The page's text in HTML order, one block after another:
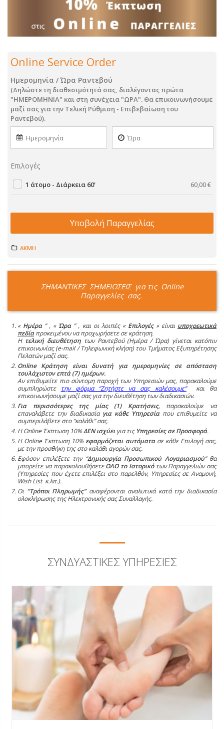
Online Service Order
Ημερομηνία / Ώρα Ραντεβού
(Δηλώστε τη διαθεσιμότητά σας, διαλέγοντας πρώτα
"ΗΜΕΡΟΜΗΝΙΑ" και στη συνέχεια "ΩΡΑ". Θα επικοινωνήσουμε
μαζί σας για την Τελική Ρύθμιση - Επιβεβαίωση του
Ραντεβού).
Επιλογές
1 άτομο - Διάρκεια 60' 60,00€
Υποβολή Παραγγελίας
ΑΚΜΗ
ΣΗΜΑΝΤΙΚΕΣ ΣΗΜΕΙΩΣΕΙΣ για τις Online
Παραγγελίες σας.
« Ημέρα” , « Ώρα” , και οι λοιπές « Επιλογές» είναι υποχρεωτικά
πεδίαπροκειμένου να προχωρήσετε σε κράτηση.
Η τελική διευθέτησητων Ραντεβού (Ημέρα / Ώρα) γίνεται κατόπιν
επικοινωνίας (e-mail / Τηλεφωνική κλήση) του Τμήματος Εξυπηρέτησης
Πελατών μαζί σας.
Online Κράτηση είναι δυνατή για ημερομηνίες σε απόσταση
τουλάχιστον επτά (7) ημέρων.
Αν επιθυμείτε πιο σύντομη παροχή των Υπηρεσιών μας, παρακαλούμε
συμπληρώστε την φόρμα “Ζητήστε να σας καλέσουμε”και θα
επικοινωνήσουμε μαζί σας για την διευθέτηση των διαδικασιών.
Για περισσότερες της μίας (1) Κρατήσεις, παρακαλούμε να
επαναλάβετε την διαδικασία για κάθε Υπηρεσίαπου επιθυμείτε να
συμπεριλάβετε στο “καλάθι” σας.
Η Online Έκπτωση 10%ΔΕΝ ισχύειγια τις Υπηρεσίες σε Προσφορά.
Η Online Έκπτωση 10% εφαρμόζεται αυτόματασε κάθε Επιλογή σας,
με την προσθήκη της στο καλάθι αγορών σας.
Εφόσον επιλέξετε την “Δημιουργία Προσωπικού Λογαριασμού” θα
μπορείτε να παρακολουθήσετεΟΛΟ το Ιστορικότων Παραγγελιών σας
(Υπηρεσίες που έχετε επιλέξει στο παρελθόν, Υπηρεσίες σε Αναμονή,
Wish List κ.λπ.).
Οι “Τρόποι Πληρωμής”αναφέρονται αναλυτικά κατά την διαδικασία
ολοκλήρωσης της Ηλεκτρονικής σας Συναλλαγής.
ΣΥΝΔΥΑΣΤΙΚΈΣ ΥΠΗΡΕΣΊΕΣ